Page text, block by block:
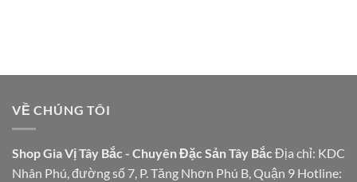
VỀ CHÚNG TÔI
Shop Gia Vị Tây Bắc - Chuyên Đặc Sản Tây Bắc Địa chỉ: KDC
Nhân Phú, đường số 7, P. Tăng Nhơn Phú B, Quận 9 Hotline: